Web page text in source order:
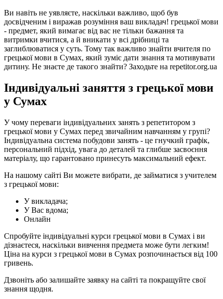
Ви навіть не уявляєте, наскільки важливо, щоб був
досвідченим і виражав розуміння ваш викладач! грецької мови
- предмет, який вимагає від вас не тільки бажання та
витримки вчитися, а й вникати у всі дрібниці та
заглиблюватися у суть. Тому так важливо знайти вчителя по
грецької мови в Сумах, який зуміє дати знання та мотивувати
дитину. Не знаєте де такого знайти? Заходьте на repetitor.org.ua
Індивідуальні заняття з грецької мови
у Сумах
У чому переваги індивідуальних занять з репетитором з
грецької мови у Сумах перед звичайним навчанням у групі?
Індивідуальна система побудови занять - це гнучкий графік,
персональний підхід, увага до деталей та глибше засвоєння
матеріалу, що гарантовано принесуть максимальний ефект.
На нашому сайті Ви можете вибрати, де займатися з учителем
з грецької мови:
У викладача;
У Вас вдома;
Онлайн
Спробуйте індивідуальні курси грецької мови в Сумах і ви
дізнаєтеся, наскільки вивчення предмета може бути легким!
Ціна на курси з грецької мови в Сумах розпочинається від 100
гривень.
Дзвоніть або залишайте заявку на сайті та покращуйте свої
знання щодня.